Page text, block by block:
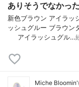
ありそうでなかっ
新色ブラウン アイラ
ッシュグルー ブラウン
⠀⠀アイラッシュグル…
Miche